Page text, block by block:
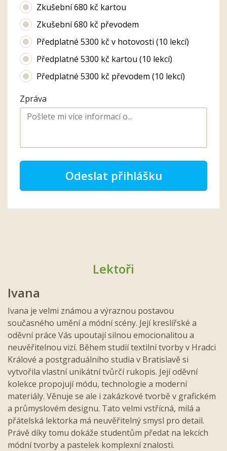
Zkušební 680 kč kartou
Zkušební 680 kč převodem
Předplatné 5300 kč v hotovosti (10 lekcí)
Předplatné 5300 kč kartou (10 lekcí)
Předplatné 5300 kč převodem (10 lekcí)
Zpráva
Odeslat přihlášku
Lektoři
Ivana
Ivana je velmi známou a výraznou postavou
současného umění a módní scény. Její kreslířské a
oděvní práce Vás upoutají silnou emocionalitou a
neuvěřitelnou vizí. Během studií textilní tvorby v Hradci
Králové a postgraduálního studia v Bratislavě si
vytvořila vlastní unikátní tvůrčí rukopis. Její oděvní
kolekce propojují módu, technologie a moderní
materiály. Věnuje se ale i zakázkové tvorbě v grafickém
a průmyslovém designu. Tato velmi vstřícná, milá a
přátelská lektorka má neuvěřitelný smysl pro detail.
Právě díky tomu dokáže studentům předat na lekcích
módní tvorby a pastelek komplexní znalosti.